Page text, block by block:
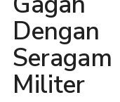
Dengan
Seragam
Militer